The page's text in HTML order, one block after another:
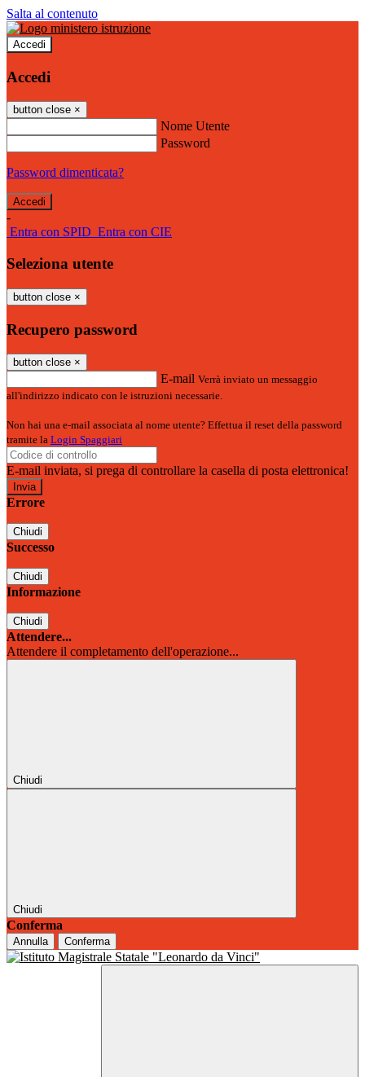
Salta al contenuto
Accedi
Accedi
button close ×
Nome Utente
Password
Password dimenticata?
-
Entra con SPID Entra con CIE
Seleziona utente
button close ×
Recupero password
button close ×
E-mail Verrà inviato un messaggio
all'indirizzo indicato con le istruzioni necessarie.
Non hai una e-mail associata al nome utente? Effettua il reset della password
tramite la Login Spaggiari
E-mail inviata, si prega di controllare la casella di posta elettronica!
Errore
Chiudi
Successo
Chiudi
Informazione
Chiudi
Attendere...
Attendere il completamento dell'operazione...
Chiudi
Chiudi
Conferma
Annulla Conferma